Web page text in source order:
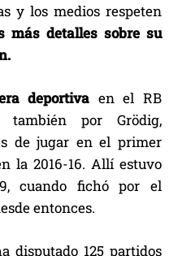
y los medios respeten
más detalles sobre su
deportiva en el RB
también por Grödig,
de jugar en el primer
la 2016-16. Allí estuvo
cuando fichó por el
entonces.
disputado 125 partidos